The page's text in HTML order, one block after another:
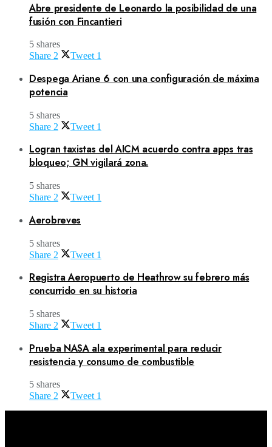
Abre presidente de Leonardo la posibilidad de una
fusión con Fincantieri
5 shares
Share 2 Tweet 1
Despega Ariane 6 con una configuración de máxima
potencia
5 shares
Share 2 Tweet 1
Logran taxistas del AICM acuerdo contra apps tras
bloqueo; GN vigilará zona.
5 shares
Share 2 Tweet 1
Aerobreves
5 shares
Share 2 Tweet 1
Registra Aeropuerto de Heathrow su febrero más
concurrido en su historia
5 shares
Share 2 Tweet 1
Prueba NASA ala experimental para reducir
resistencia y consumo de combustible
5 shares
Share 2 Tweet 1